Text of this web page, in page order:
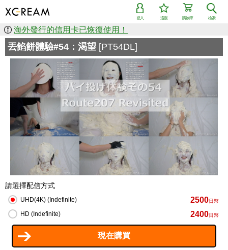
檢索
購物車
追蹤
登入
海外發行的信用卡已恢復使用！
丟餡餅體驗#54：渴望 [PT54DL]
請選擇配信方式
UHD(4K) (Indefinite) 2500日幣
HD (Indefinite) 2400日幣